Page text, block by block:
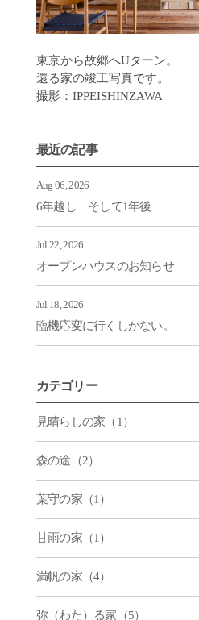
東京から故郷へUターン。
還る家の竣工写真です。
撮影：IPPEISHINZAWA
最近の記事
Aug 06, 2026
6年越し そして1年後
Jul 22, 2026
オープンハウスのお知らせ
Jul 18, 2026
臨機応変に行くしかない。
カテゴリー
見晴らしの家（1）
森の途（2）
葉守の家（1）
甘雨の家（1）
満帆の家（4）
弥（わた）る家（5）